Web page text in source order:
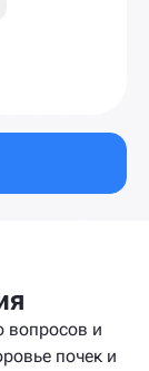
вопросов и
почек и